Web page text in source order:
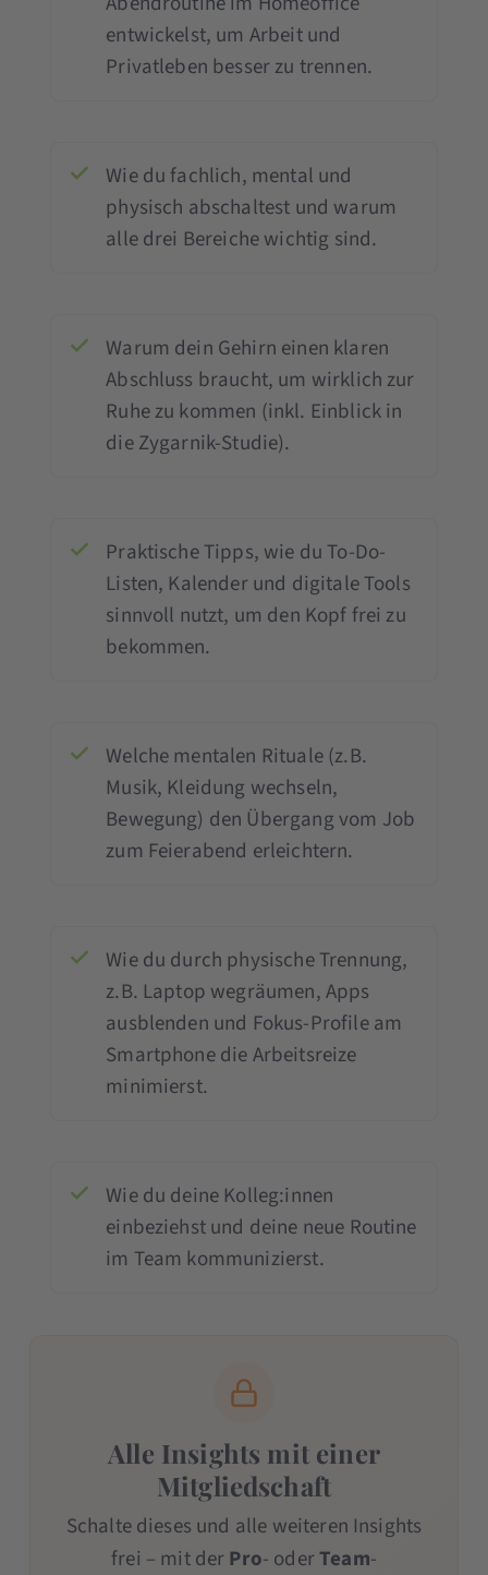
entwickelst, um Arbeit und
Privatleben besser zu trennen.
Wie du fachlich, mental und
physisch abschaltest und warum
alle drei Bereiche wichtig sind.
Warum dein Gehirn einen klaren
Abschluss braucht, um wirklich zur
Ruhe zu kommen (inkl. Einblick in
die Zygarnik-Studie).
Praktische Tipps, wie du To-Do-
Listen, Kalender und digitale Tools
sinnvoll nutzt, um den Kopf frei zu
bekommen.
Welche mentalen Rituale (z.B.
Musik, Kleidung wechseln,
Bewegung) den Übergang vom Job
zum Feierabend erleichtern.
Wie du durch physische Trennung,
z.B. Laptop wegräumen, Apps
ausblenden und Fokus-Profile am
Smartphone die Arbeitsreize
minimierst.
Wie du deine Kolleg:innen
einbeziehst und deine neue Routine
im Team kommunizierst.
Alle Insights mit einer
Mitgliedschaft
Schalte dieses und alle weiteren Insights
frei – mit derPro- oderTeam-